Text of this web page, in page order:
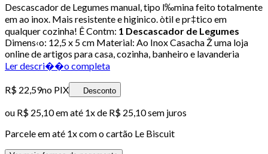
Descascador de Legumes manual, tipo l‰mina feito totalmente
em ao inox. Mais resistente e higinico. òtil e pr‡tico em
qualquer cozinha! Ê Contm: 1 Descascador de Legumes
Dimens‹o: 12,5 x 5 cm Material: Ao Inox Casacha Ž uma loja
online de artigos para casa, cozinha, banheiro e lavanderia
Ler descri��o completa
R$ 22,59no PIX Desconto
ou R$ 25,10em até 1x de R$ 25,10sem juros
Parcele em até 1x com o cartão Le Biscuit